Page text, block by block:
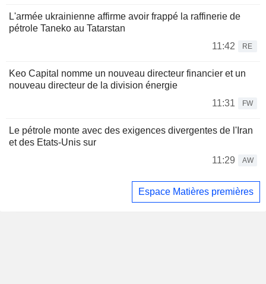
L'armée ukrainienne affirme avoir frappé la raffinerie de
pétrole Taneko au Tatarstan
11:42
RE
Keo Capital nomme un nouveau directeur financier et un
nouveau directeur de la division énergie
11:31
FW
Le pétrole monte avec des exigences divergentes de l'Iran
et des Etats-Unis sur
11:29
AW
Espace Matières premières